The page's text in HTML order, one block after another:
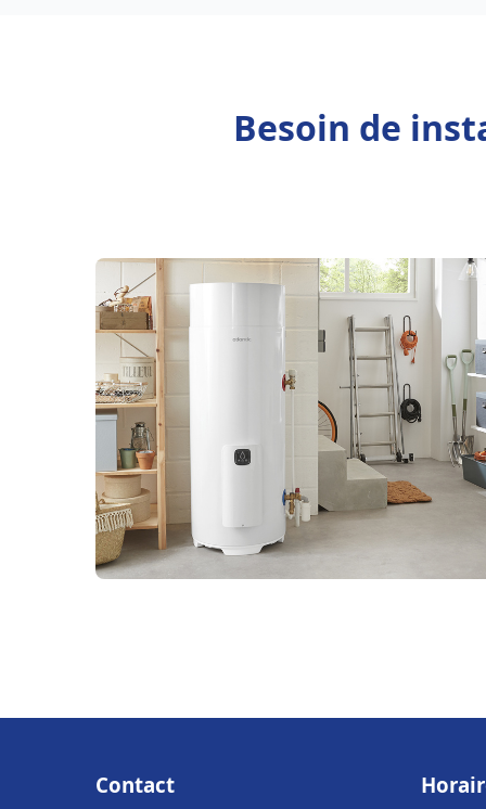
Besoin de
Contact